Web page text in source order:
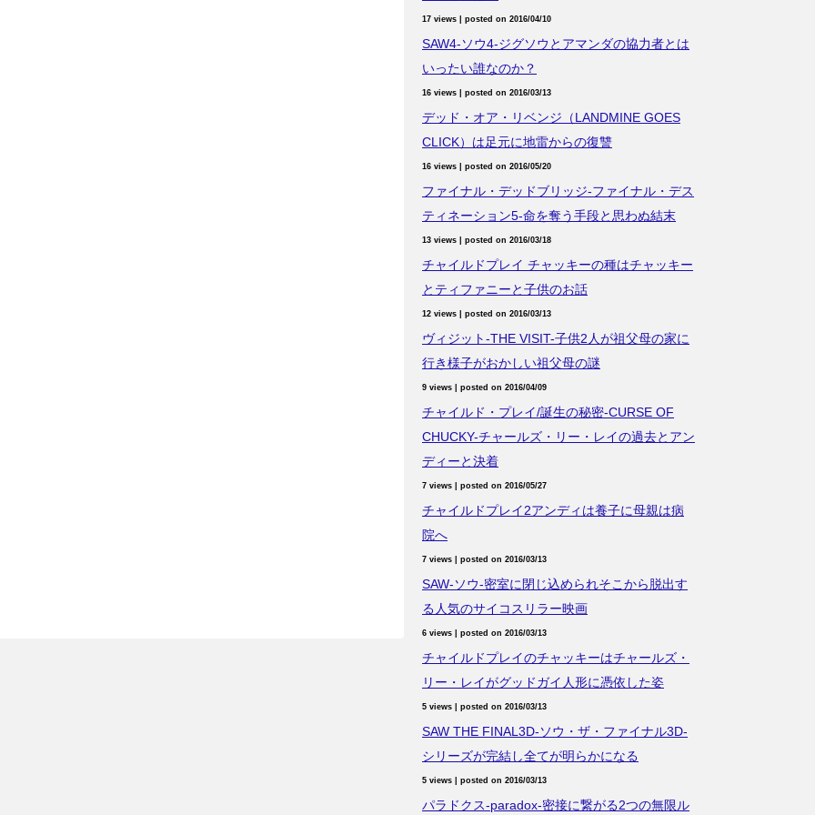
17 views posted on 2016/04/10
SAW4-ソウ4-ジグソウとアマンダの協力者とは
いったい誰なのか？
16 views posted on 2016/03/13
デッド・オア・リベンジ（LANDMINE GOES
CLICK）は足元に地雷からの復讐
16 views posted on 2016/05/20
ファイナル・デッドブリッジ-ファイナル・デス
ティネーション5-命を奪う手段と思わぬ結末
13 views posted on 2016/03/18
チャイルドプレイ チャッキーの種はチャッキー
とティファニーと子供のお話
12 views posted on 2016/03/13
ヴィジット-THE VISIT-子供2人が祖父母の家に
行き様子がおかしい祖父母の謎
9 views posted on 2016/04/09
チャイルド・プレイ/誕生の秘密-CURSE OF
CHUCKY-チャールズ・リー・レイの過去とアン
ディーと決着
7 views posted on 2016/05/27
チャイルドプレイ2アンディは養子に母親は病
院へ
7 views posted on 2016/03/13
SAW-ソウ-密室に閉じ込められそこから脱出す
る人気のサイコスリラー映画
6 views posted on 2016/03/13
チャイルドプレイのチャッキーはチャールズ・
リー・レイがグッドガイ人形に憑依した姿
5 views posted on 2016/03/13
SAW THE FINAL3D-ソウ・ザ・ファイナル3D-
シリーズが完結し全てが明らかになる
5 views posted on 2016/03/13
パラドクス-paradox-密接に繋がる2つの無限ル